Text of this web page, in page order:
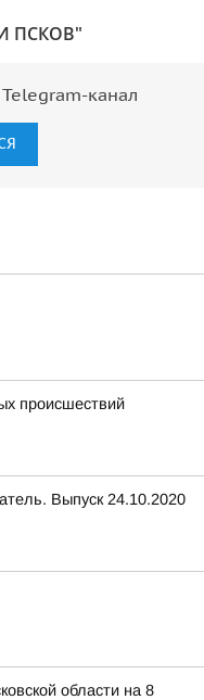
ПСКОВ"
канал
происшествий
Выпуск 24.10.2020
области на 8